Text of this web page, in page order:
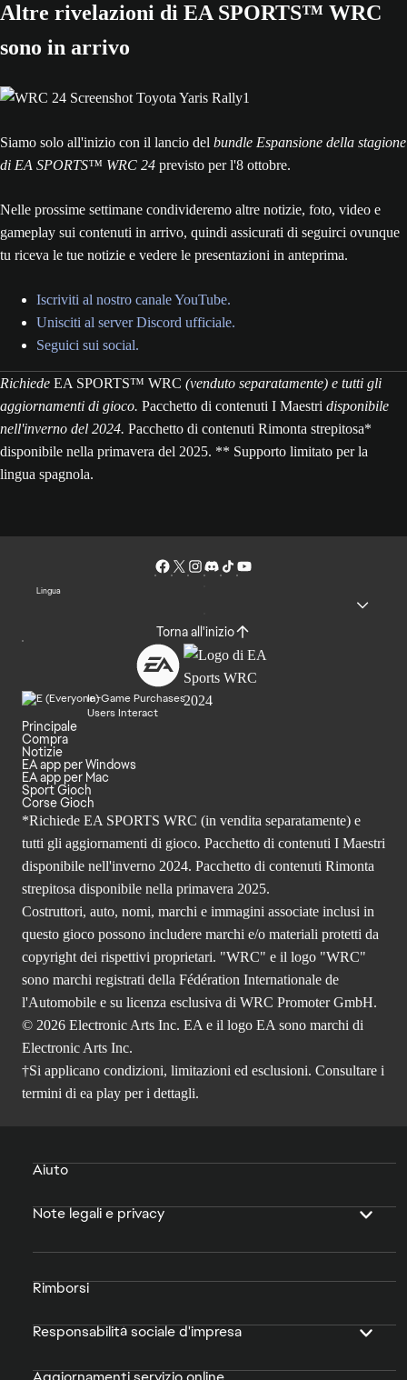
Altre rivelazioni di EA SPORTS™ WRC
sono in arrivo
Siamo solo all'inizio con il lancio del bundle Espansione della stagione
di EA SPORTS™ WRC 24 previsto per l'8 ottobre.
Nelle prossime settimane condivideremo altre notizie, foto, video e
gameplay sui contenuti in arrivo, quindi assicurati di seguirci ovunque
tu riceva le tue notizie e vedere le presentazioni in anteprima.
Iscriviti al nostro canale YouTube.
Unisciti al server Discord ufficiale.
Seguici sui social.
Richiede EA SPORTS™ WRC (venduto separatamente) e tutti gli
aggiornamenti di gioco. Pacchetto di contenuti I Maestri disponibile
nell'inverno del 2024. Pacchetto di contenuti Rimonta strepitosa*
disponibile nella primavera del 2025. ** Supporto limitato per la
lingua spagnola.
Lingua
Torna all'inizio
In-Game Purchases
Users Interact
Principale
Compra
Notizie
EA app per Windows
EA app per Mac
Sport Gioch
Corse Gioch
*Richiede EA SPORTS WRC (in vendita separatamente) e
tutti gli aggiornamenti di gioco. Pacchetto di contenuti I Maestri
disponibile nell'inverno 2024. Pacchetto di contenuti Rimonta
strepitosa disponibile nella primavera 2025.
Costruttori, auto, nomi, marchi e immagini associate inclusi in
questo gioco possono includere marchi e/o materiali protetti da
copyright dei rispettivi proprietari. "WRC" e il logo "WRC"
sono marchi registrati della Fédération Internationale de
l'Automobile e su licenza esclusiva di WRC Promoter GmbH.
© 2026 Electronic Arts Inc. EA e il logo EA sono marchi di
Electronic Arts Inc.
†Si applicano condizioni, limitazioni ed esclusioni. Consultare i
termini di ea play per i dettagli.
Aiuto
Note legali e privacy
Rimborsi
Responsabilità sociale d'impresa